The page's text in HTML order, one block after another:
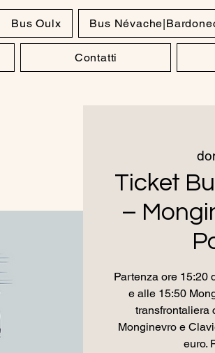
Bus Oulx Bus
Contatti
Ticket
–
Partenza ore 15:20
e alle 15:50
transfrontaliera
Monginevro e
euro.